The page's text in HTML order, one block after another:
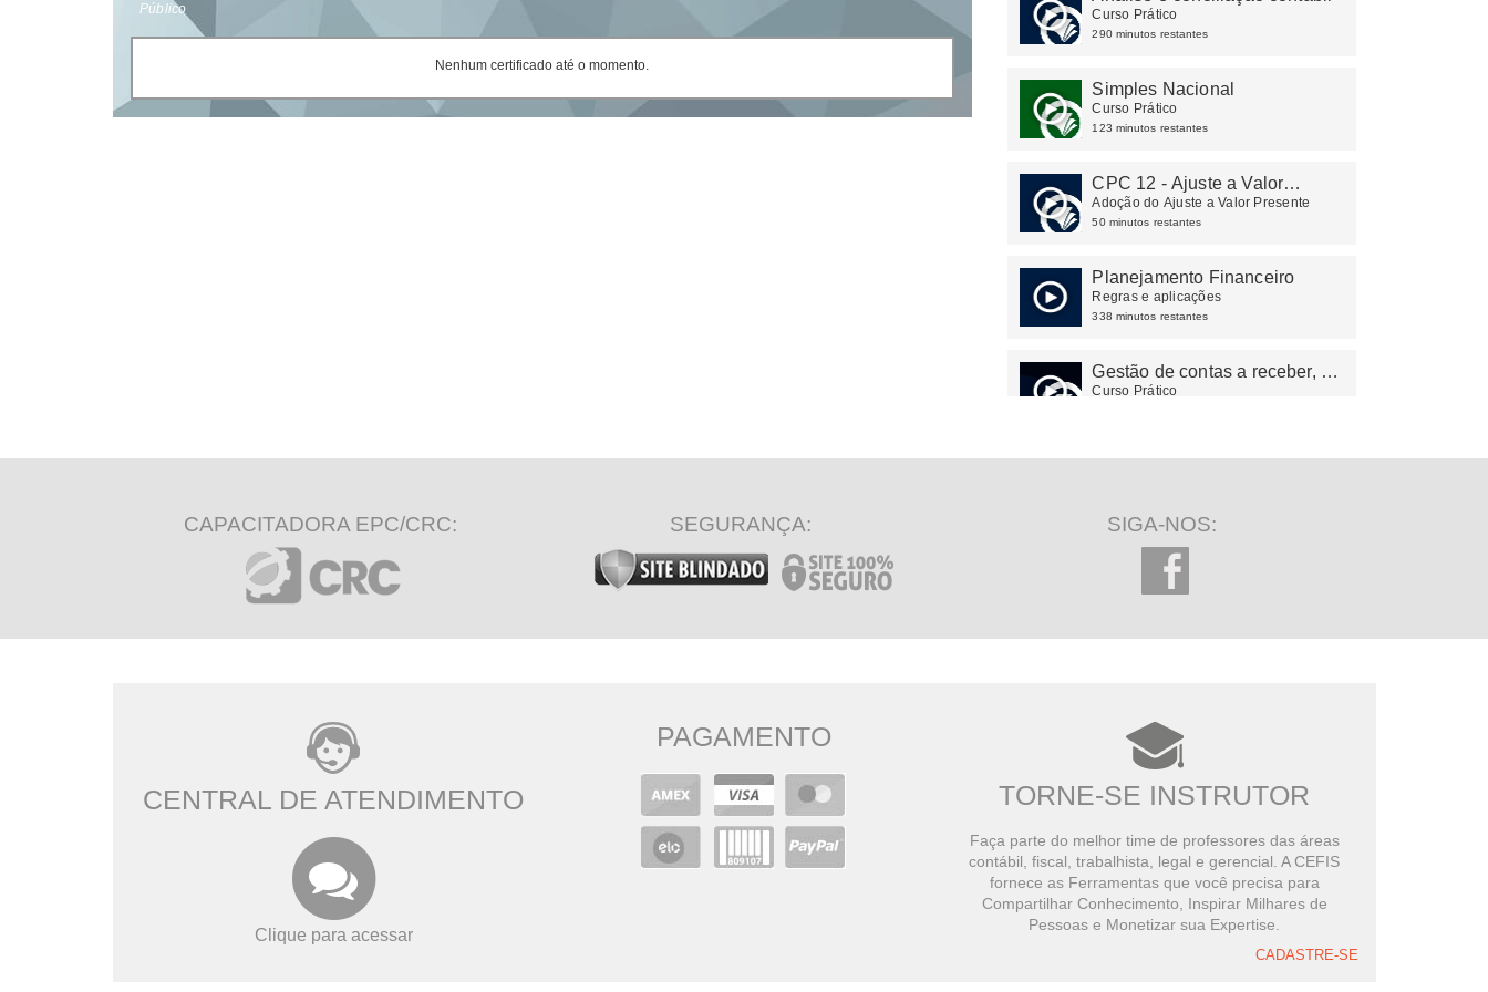
Público
Nenhum certificado até o momento.
Curso Prático
290 minutos restantes
Simples Nacional
Curso Prático
123 minutos restantes
CPC 12 - Ajuste a Valor
Presente (Atualizado
Março/24)
Adoção do Ajuste a Valor Presente
50 minutos restantes
Planejamento Financeiro
Regras e aplicações
338 minutos restantes
Gestão de contas a receber, a
pagar e tesouraria
Curso Prático
CAPACITADORA EPC/CRC: SEGURANÇA: SIGA-NOS:
CENTRAL DE ATENDIMENTO
Clique para acessar
PAGAMENTO
TORNE-SE INSTRUTOR
Faça parte do melhor time de professores das áreas
contábil, fiscal, trabalhista, legal e gerencial. A CEFIS
fornece as Ferramentas que você precisa para
Compartilhar Conhecimento, Inspirar Milhares de
Pessoas e Monetizar sua Expertise.
CADASTRE-SE